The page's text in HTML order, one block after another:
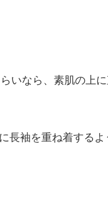
いなら、素肌の上
長袖を重ね着する